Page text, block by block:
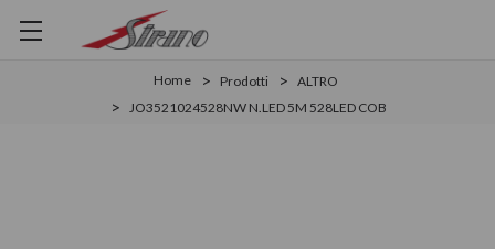
Home Prodotti
ALTRO
JO3521024528NW N.LED 5M 528LED COB